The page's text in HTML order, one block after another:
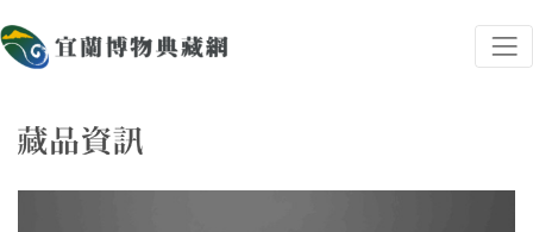
宜蘭博物典藏網
網頁導覽